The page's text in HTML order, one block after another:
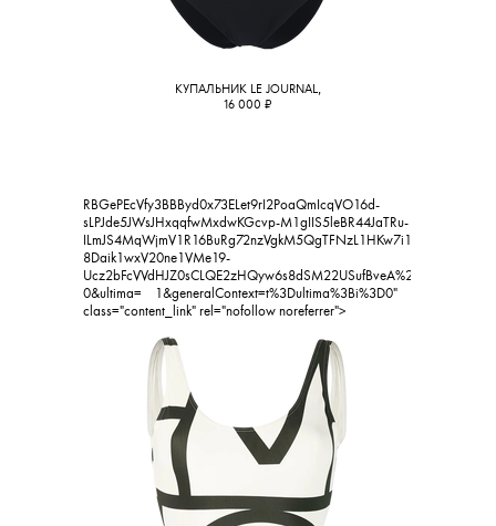
КУПАЛЬНИК LE JOURNAL,
16 000 ₽
RBGePEcVfy3BBByd0x73ELet9rI2PoaQmIcqVO16d-
sLPJde5JWsJHxqqfwMxdwKGcvp-M1gIIS5leBR44JaTRu-
ILmJS4MqWjmV1R16BuRg72nzVgkM5QgTFNzL1HKw7i1wUb-
8Daik1wxV20ne1VMe19-
0&ultima=
1&generalContext=t%3Dultima%3Bi%3D0"
class="content_link" rel="nofollow noreferrer">